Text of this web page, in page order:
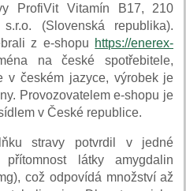
ProfiVit Vitamín B17, 210
(Slovenská republika).
z e-shopu https://enerex-
na české spotřebitele,
v českém jazyce, výrobek je
Provozovatelem e-shopu je
v České republice.
stravy potvrdil v jedné
látky amygdalin
což odpovídá množství až